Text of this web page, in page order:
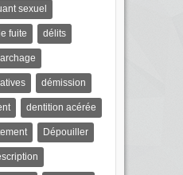
sexuel
fuite délits
démission
dentition acérée
Dépouiller